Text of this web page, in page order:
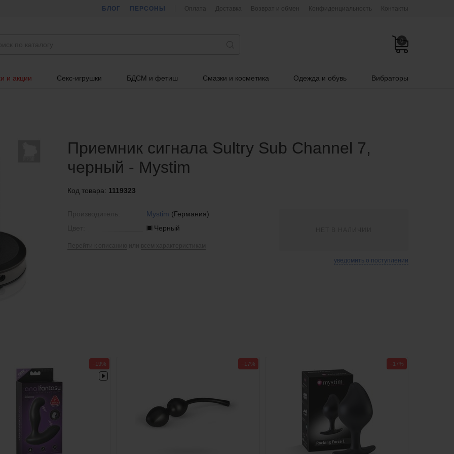
БЛОГ ПЕРСОНЫ Оплата Доставка Возврат и обмен Конфиденциальность Контакты
0
и акции Секс-игрушки БДСМ и фетиш Смазки и косметика Одежда и обувь Вибраторы
Приемник сигнала Sultry Sub Channel 7,
черный - Mystim
Код товара: 1119323
Mystim (Германия)
Черный
уведомить о поступлении
−19% −17% −17%